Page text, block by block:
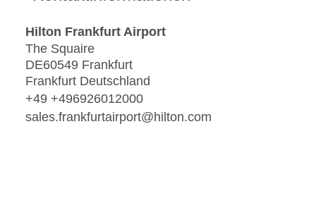
Hilton Frankfurt Airport
The Squaire
DE60549 Frankfurt
Frankfurt Deutschland
+49 +496926012000
sales.frankfurtairport@hilton.com